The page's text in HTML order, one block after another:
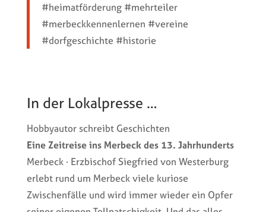
#heimatförderung #mehrteiler
#merbeckkennenlernen #vereine
#dorfgeschichte #historie
In der Lokalpresse …
Hobbyautor schreibt Geschichten
Eine Zeitreise ins Merbeck des 13. Jahrhunderts
Merbeck · Erzbischof Siegfried von Westerburg
erlebt rund um Merbeck viele kuriose
Zwischenfälle und wird immer wieder ein Opfer